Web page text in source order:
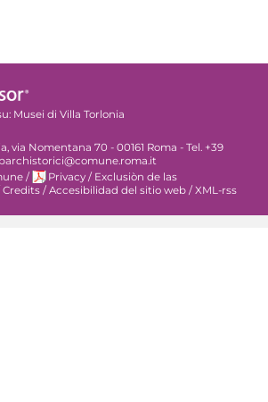
Musei di Villa Torlonia
via Nomentana 70 - 00161 Roma - Tel. +39
/ Privacy / Exclusiòn de las
Credits / Accesibilidad del sitio web / XML-rss